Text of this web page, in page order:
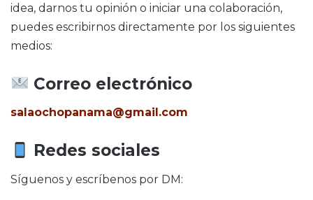
idea, darnos tu opinión o iniciar una colaboración,
puedes escribirnos directamente por los siguientes
medios:
Correo electrónico
salaochopanama@gmail.com
Redes sociales
Síguenos y escríbenos por DM: